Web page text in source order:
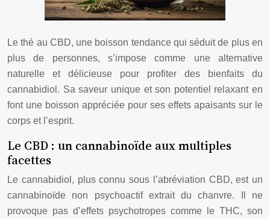
Le thé au CBD, une boisson tendance qui séduit de plus en
plus de personnes, s’impose comme une alternative
naturelle et délicieuse pour profiter des bienfaits du
cannabidiol. Sa saveur unique et son potentiel relaxant en
font une boisson appréciée pour ses effets apaisants sur le
corps et l’esprit.
Le CBD : un cannabinoïde aux multiples
facettes
Le cannabidiol, plus connu sous l’abréviation CBD, est un
cannabinoïde non psychoactif extrait du chanvre. Il ne
provoque pas d’effets psychotropes comme le THC, son